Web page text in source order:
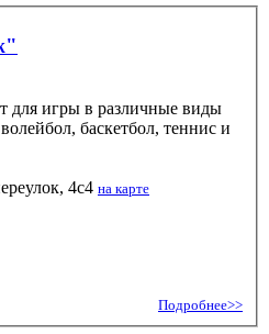
для игры в различные виды
баскетбол, теннис и
4с4 на карте
Подробнее>>